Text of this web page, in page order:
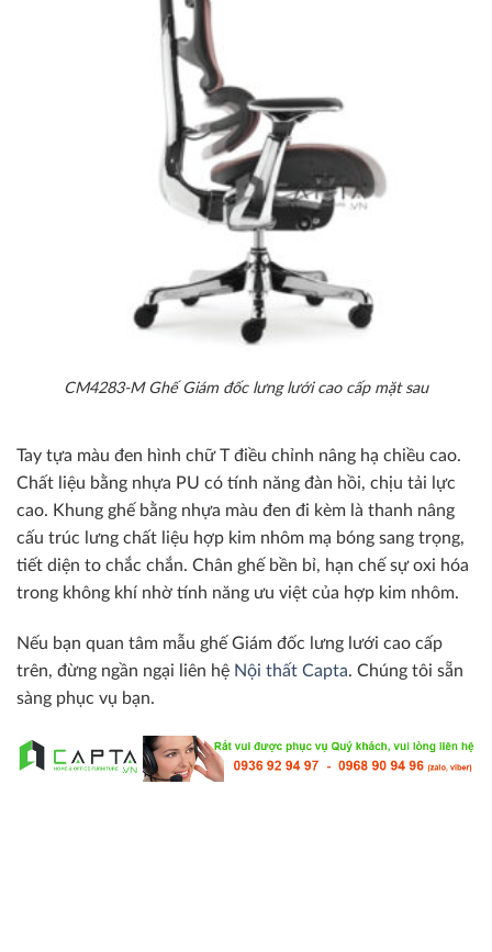
CM4283-M Ghế Giám đốc lưng lưới cao cấp mặt sau
Tay tựa màu đen hình chữ T điều chỉnh nâng hạ chiều cao.
Chất liệu bằng nhựa PU có tính năng đàn hồi, chịu tải lực
cao. Khung ghế bằng nhựa màu đen đi kèm là thanh nâng
cấu trúc lưng chất liệu hợp kim nhôm mạ bóng sang trọng,
tiết diện to chắc chắn. Chân ghế bền bỉ, hạn chế sự oxi hóa
trong không khí nhờ tính năng ưu việt của hợp kim nhôm.
Nếu bạn quan tâm mẫu ghế Giám đốc lưng lưới cao cấp
trên, đừng ngần ngại liên hệ Nội thất Capta. Chúng tôi sẵn
sàng phục vụ bạn.